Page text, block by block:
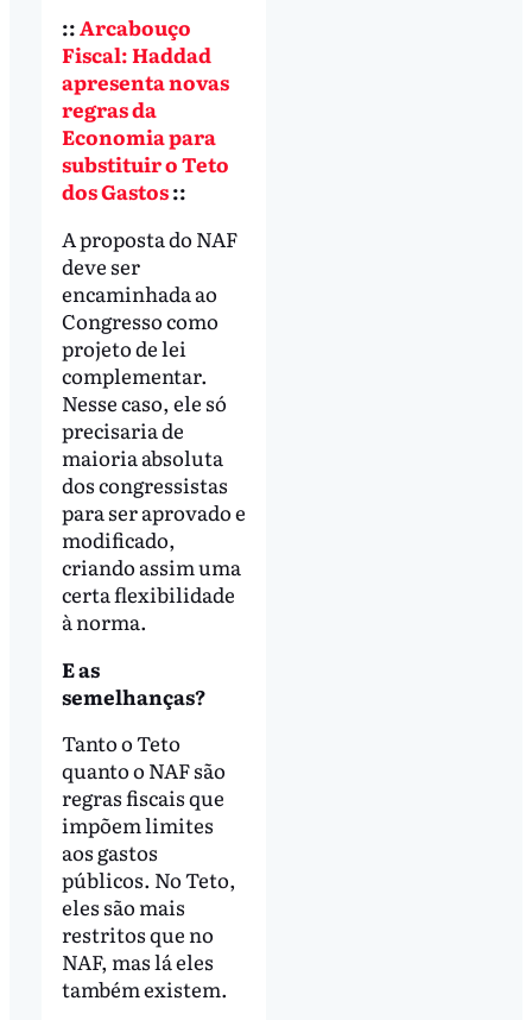
::Arcabouço
Fiscal: Haddad
apresenta novas
regras da
Economia para
substituir o Teto
dos Gastos::
A proposta do NAF
deve ser
encaminhada ao
Congresso como
projeto de lei
complementar.
Nesse caso, ele só
precisaria de
maioria absoluta
dos congressistas
para ser aprovado e
modificado,
criando assim uma
certa flexibilidade
à norma.
E as
semelhanças?
Tanto o Teto
quanto o NAF são
regras fiscais que
impõem limites
aos gastos
públicos. No Teto,
eles são mais
restritos que no
NAF, mas lá eles
também existem.